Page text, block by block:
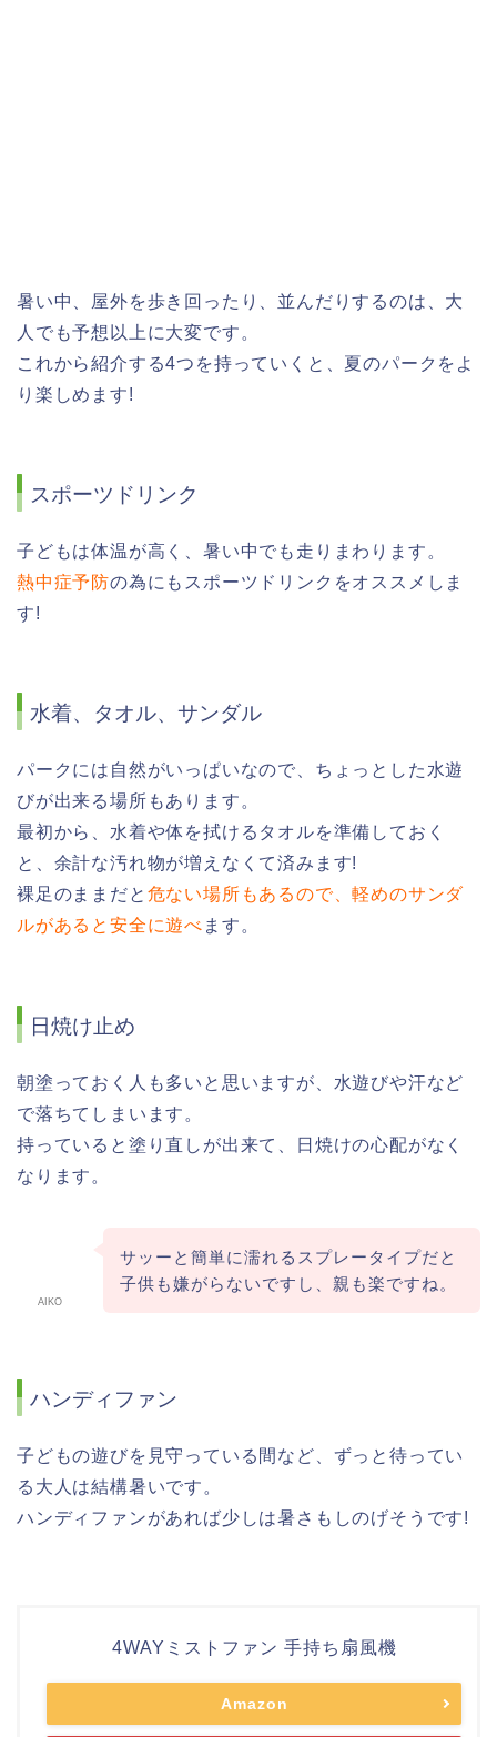
暑い中、屋外を歩き回ったり、並んだりするのは、大
人でも予想以上に大変です。
これから紹介する4つを持っていくと、夏のパークをよ
り楽しめます!
スポーツドリンク
子どもは体温が高く、暑い中でも走りまわります。
熱中症予防の為にもスポーツドリンクをオススメしま
す!
水着、タオル、サンダル
パークには自然がいっぱいなので、ちょっとした水遊
びが出来る場所もあります。
最初から、水着や体を拭けるタオルを準備しておく
と、余計な汚れ物が増えなくて済みます!
裸足のままだと 危ない場所もあるので、軽めのサンダ
ルがあると安全に遊べ ます。
日焼け止め
朝塗っておく人も多いと思いますが、水遊びや汗など
で落ちてしまいます。
持っていると塗り直しが出来て、日焼けの心配がなく
なります。
AIKO
サッーと簡単に濡れるスプレータイプだと
子供も嫌がらないですし、親も楽ですね。
ハンディファン
子どもの遊びを見守っている間など、ずっと待ってい
る大人は結構暑いです。
ハンディファンがあれば少しは暑さもしのげそうです!
4WAYミストファン 手持ち扇風機
Amazon